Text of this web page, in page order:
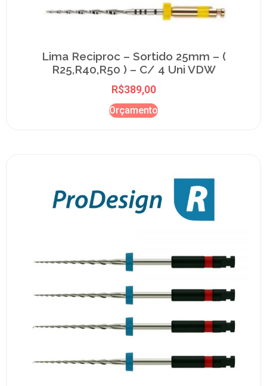
Lima Reciproc – Sortido 25mm – (
R25,R40,R50 ) – C/ 4 Uni VDW
R$389,00
Orçamento